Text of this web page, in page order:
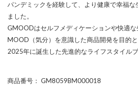
パンデミックを経験して、より健康で幸福な
ました。
GMOODはセルフメディケーションや快適な
MOOD（気分）を意識した商品開発を目的と
2025年に誕生した先進的なライフスタイル
商品番号 ： GM8059BM000018